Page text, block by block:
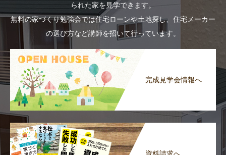
られた家を見学できます。
無料の家づくり勉強会では住宅ローンや土地探し、住宅メーカー
の選び方など講師を招いて行っています。
完成見学会情報へ